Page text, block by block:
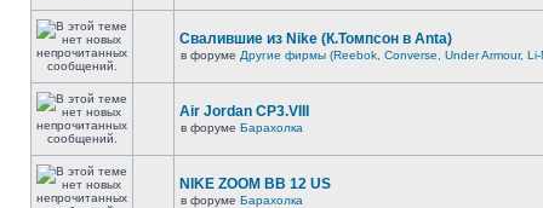
Свалившие из Nike (К.Томпсон в Anta)
в форуме Другие фирмы (Reebok, Converse, Under Armour, Li-
Air Jordan CP3.VIII
в форуме Барахолка
NIKE ZOOM BB 12 US
в форуме Барахолка